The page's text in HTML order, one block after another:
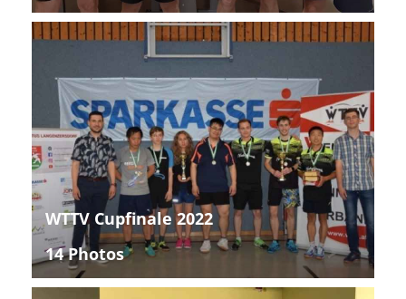
WTTV Cupfinale 2022
14 Photos